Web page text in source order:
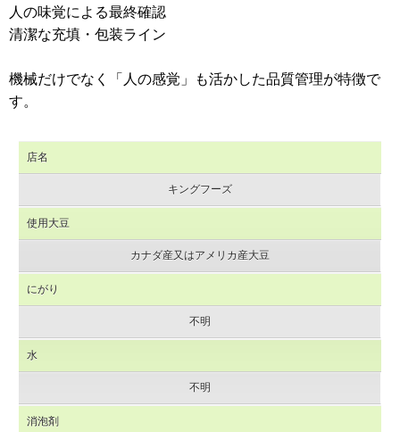
人の味覚による最終確認
清潔な充填・包装ライン
機械だけでなく「人の感覚」も活かした品質管理が特徴で
す。
店名
キングフーズ
使用大豆
カナダ産又はアメリカ産大豆
にがり
不明
水
不明
消泡剤